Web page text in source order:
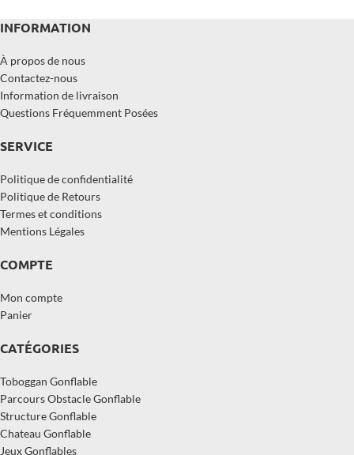
INFORMATION
À propos de nous
Contactez-nous
Information de livraison
Questions Fréquemment Posées
SERVICE
Politique de confidentialité
Politique de Retours
Termes et conditions
Mentions Légales
COMPTE
Mon compte
Panier
CATÉGORIES
Toboggan Gonflable
Parcours Obstacle Gonflable
Structure Gonflable
Chateau Gonflable
Jeux Gonflables